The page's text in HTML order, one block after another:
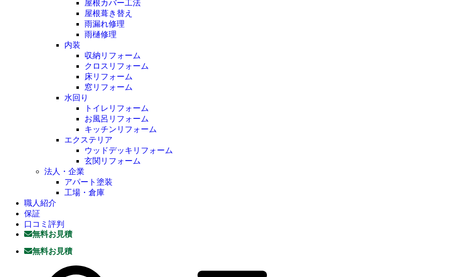
屋根カバー工法
屋根葺き替え
雨漏れ修理
雨樋修理
内装
収納リフォーム
クロスリフォーム
床リフォーム
窓リフォーム
水回り
トイレリフォーム
お風呂リフォーム
キッチンリフォーム
エクステリア
ウッドデッキリフォーム
玄関リフォーム
法人・企業
アパート塗装
工場・倉庫
職人紹介
保証
口コミ評判
無料お見積
無料お見積